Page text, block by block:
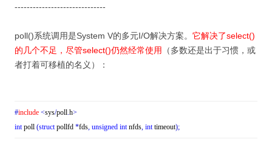
------------------------------
poll()系统调用是System V的多元I/O解决方案。 它解决了select()
的几个不足，尽管select()仍然经常使用
（多数还是出于习惯，或
者打着可移植的名义）：
#include <sys/poll.h>
intpoll (structpollfd *fds, unsigned intnfds, inttimeout);